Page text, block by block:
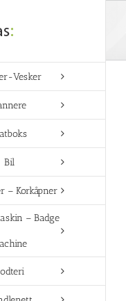
Vesker
Bil
– Korkåpner
– Badge